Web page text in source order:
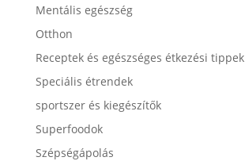
Mentális egészség
Otthon
Receptek és egészséges étkezési tippek
Speciális étrendek
sportszer és kiegészítők
Superfoodok
Szépségápolás